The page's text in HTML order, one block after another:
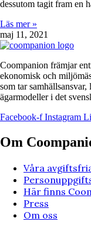
dessutom tagit fram en
Läs mer »
maj 11, 2021
Coompanion främjar
ekonomisk och
som tar
ägarmodeller i det
Facebook-f Instagram
Om
Våra
Här finns
Press
Om oss